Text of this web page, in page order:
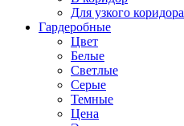
Для узкого коридора
Гардеробные
Цвет
Белые
Светлые
Серые
Темные
Цена